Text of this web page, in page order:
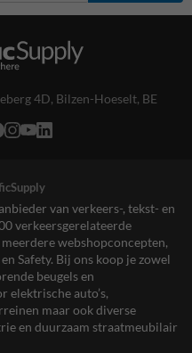
4D, Bilzen-Hoeselt, BE
van verkeers-, tekst- en
verkeersgerelateerde
webshopconcepten,
Safety. Bij ons koop je zowel
beugels en
elektrische auto’s,
maar ook diverse
en duurzaam straatmeubilair